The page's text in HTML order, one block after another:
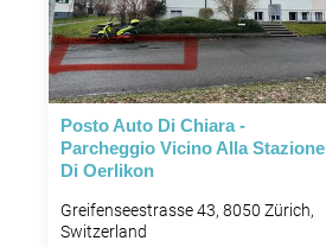
Posto Auto Di Chiara -
Parcheggio Vicino Alla Stazione
Di Oerlikon
Greifenseestrasse 43, 8050 Zürich,
Switzerland